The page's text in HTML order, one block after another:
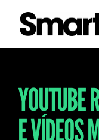
YOUTUBE
E VÍDEOS